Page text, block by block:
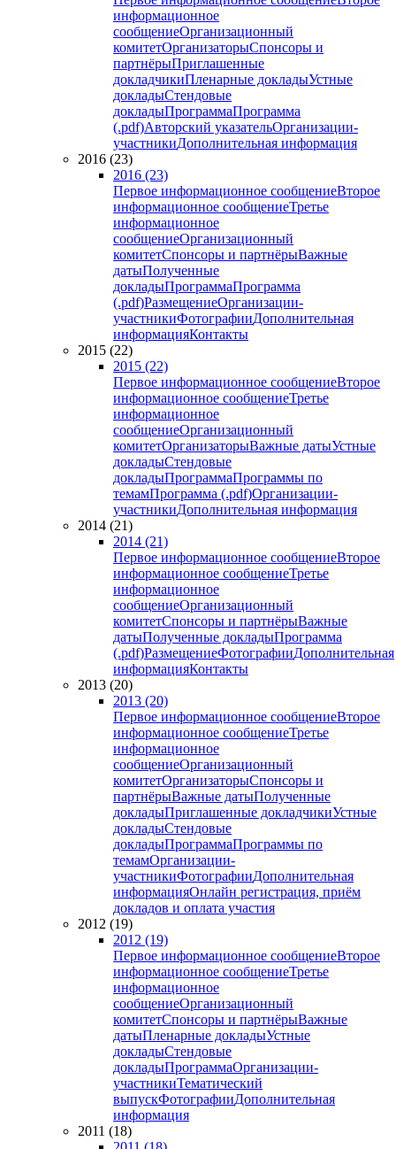
информационное
сообщениеОрганизационный
комитетОрганизаторыСпонсоры и
партнёрыПриглашенные
докладчикиПленарные докладыУстные
докладыСтендовые
докладыПрограммаПрограмма
(.pdf)Авторский указательОрганизации-
участникиДополнительная информация
2016 (23)
2016 (23)
Первое информационное сообщениеВторое
информационное сообщениеТретье
информационное
сообщениеОрганизационный
комитетСпонсоры и партнёрыВажные
датыПолученные
докладыПрограммаПрограмма
(.pdf)РазмещениеОрганизации-
участникиФотографииДополнительная
информацияКонтакты
2015 (22)
2015 (22)
Первое информационное сообщениеВторое
информационное сообщениеТретье
информационное
сообщениеОрганизационный
комитетОрганизаторыВажные датыУстные
докладыСтендовые
докладыПрограммаПрограммы по
темамПрограмма (.pdf)Организации-
участникиДополнительная информация
2014 (21)
2014 (21)
Первое информационное сообщениеВторое
информационное сообщениеТретье
информационное
сообщениеОрганизационный
комитетСпонсоры и партнёрыВажные
датыПолученные докладыПрограмма
(.pdf)РазмещениеФотографииДополнительная
информацияКонтакты
2013 (20)
2013 (20)
Первое информационное сообщениеВторое
информационное сообщениеТретье
информационное
сообщениеОрганизационный
комитетОрганизаторыСпонсоры и
партнёрыВажные датыПолученные
докладыПриглашенные докладчикиУстные
докладыСтендовые
докладыПрограммаПрограммы по
темамОрганизации-
участникиФотографииДополнительная
информацияОнлайн регистрация, приём
докладов и оплата участия
2012 (19)
2012 (19)
Первое информационное сообщениеВторое
информационное сообщениеТретье
информационное
сообщениеОрганизационный
комитетСпонсоры и партнёрыВажные
датыПленарные докладыУстные
докладыСтендовые
докладыПрограммаОрганизации-
участникиТематический
выпускФотографииДополнительная
информация
2011 (18)